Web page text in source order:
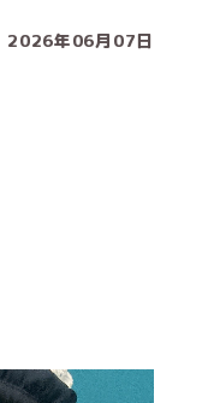
2026年06月07日